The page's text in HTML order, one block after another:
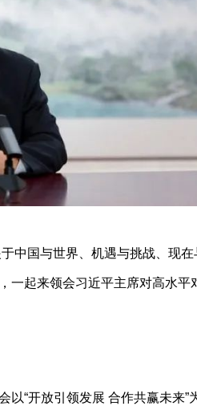
国与世界、机遇与挑战、现
起来领会习近平主席对高水平
开放引领发展 合作共赢未来”